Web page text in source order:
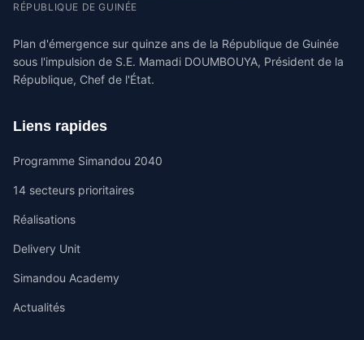
RÉPUBLIQUE DE GUINÉE
Plan d'émergence sur quinze ans de la République de Guinée
sous l'impulsion de S.E. Mamadi DOUMBOUYA, Président de la
République, Chef de l'État.
Liens rapides
Programme Simandou 2040
14 secteurs prioritaires
Réalisations
Delivery Unit
Simandou Academy
Actualités